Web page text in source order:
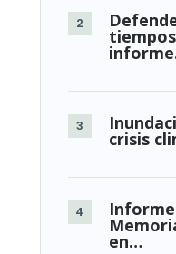
crisis
en…